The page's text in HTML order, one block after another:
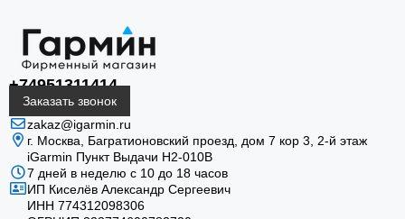
+74951311414
Заказать звонок
zakaz@igarmin.ru
г. Москва, Багратионовский проезд, дом 7 кор 3, 2-й этаж
iGarmin Пункт Выдачи Н2-010В
7 дней в неделю с 10 до 18 часов
ИП Киселёв Александр Сергеевич
ИНН 774312098306